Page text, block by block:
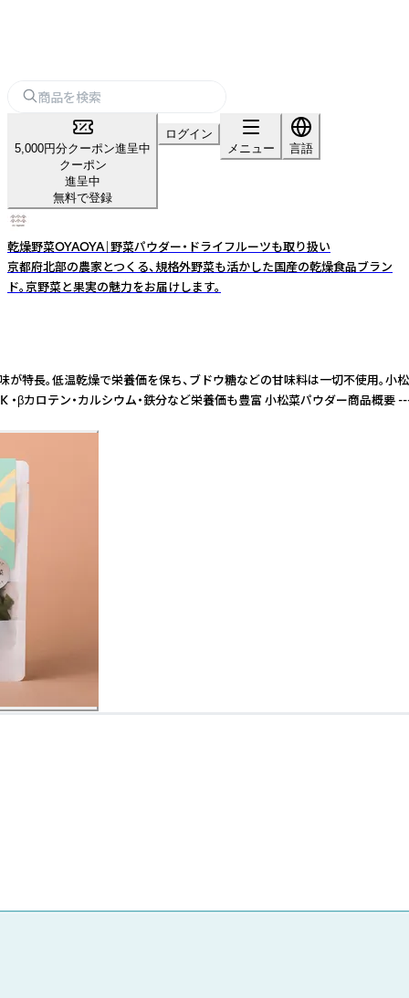
5,000円分クーポン進呈中
クーポン
進呈中
無料で登録
ログイン
メニュー
言語
乾燥野菜OYAOYA｜野菜パウダー・ドライフルーツも取り扱い
京都府北部の農家とつくる、規格外野菜も活かした国産の乾燥食品ブラン
ド。京野菜と果実の魅力をお届けします。
低温乾燥で栄養価を保ち、ブドウ糖などの甘味料は一切不使用。
ロテン・カルシウム・鉄分など栄養価も豊富 小松菜パウダー商